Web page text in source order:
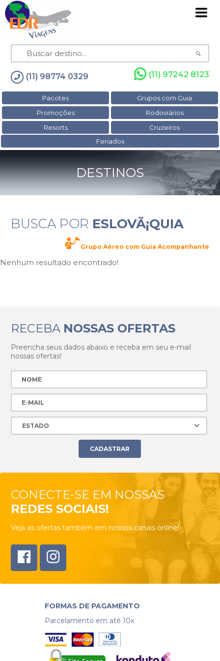
(11) 98774 0329 (11) 97242 8123
Pacotes
Grupos com Guia
Promoções
Rodoviários
Resorts
Cruzeiros
Feriados
DESTINOS
BUSCA POR ESLOVÃ¡QUIA
Grupo Aéreo com Guia Acompanhante
Nenhum resultado encontrado!
RECEBA NOSSAS OFERTAS
Preencha seus dados abaixo e receba em seu e-mail
nossas ofertas!
CONECTE-SE EM NOSSAS
REDES SOCIAIS!
Veja as ofertas também em nossos canais online!
FORMAS DE PAGAMENTO
Parcelamento em até 10x